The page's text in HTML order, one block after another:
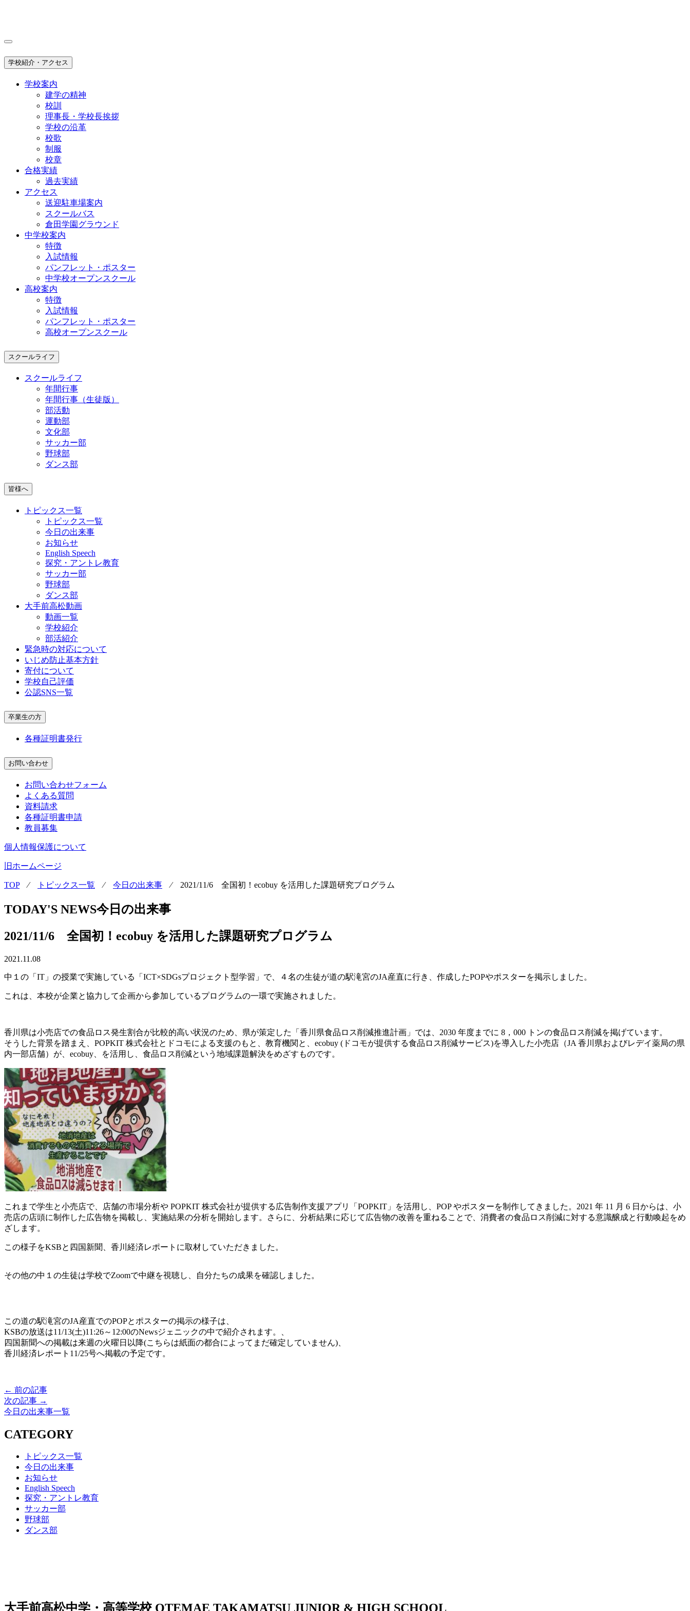
学校紹介・アクセス
学校案内
建学の精神
校訓
理事長・学校長挨拶
学校の沿革
校歌
制服
校章
合格実績
過去実績
アクセス
送迎駐車場案内
スクールバス
倉田学園グラウンド
中学校案内
特徴
入試情報
パンフレット・ポスター
中学校オープンスクール
高校案内
特徴
入試情報
パンフレット・ポスター
高校オープンスクール
スクールライフ
スクールライフ
年間行事
年間行事（生徒版）
部活動
運動部
文化部
サッカー部
野球部
ダンス部
皆様へ
トピックス一覧
トピックス一覧
今日の出来事
お知らせ
English Speech
探究・アントレ教育
サッカー部
野球部
ダンス部
大手前高松動画
動画一覧
学校紹介
部活紹介
緊急時の対応について
いじめ防止基本方針
寄付について
学校自己評価
公認SNS一覧
卒業生の方
各種証明書発行
お問い合わせ
お問い合わせフォーム
よくある質問
資料請求
各種証明書申請
教員募集
個人情報保護について
旧ホームページ
TOP⁄ トピックス一覧 ⁄ 今日の出来事 ⁄ 2021/11/6 全国初！ecobuy を活用した課題研究プログラム
TODAY'S NEWS今日の出来事
2021/11/6 全国初！ecobuy を活用した課題研究プログラム
2021.11.08
中１の「IT」の授業で実施している「ICT×SDGsプロジェクト型学習」で、４名の生徒が道の駅滝宮のJA産直に行き、作成したPOPやポスターを掲示しました。
これは、本校が企業と協力して企画から参加しているプログラムの一環で実施されました。
香川県は小売店での食品ロス発生割合が比較的高い状況のため、県が策定した「香川県食品ロス削減推進計画」では、2030 年度までに 8，000 トンの食品ロス削減を掲げています。
そうした背景を踏まえ、POPKIT 株式会社とドコモによる支援のもと、教育機関と、ecobuy (ドコモが提供する食品ロス削減サービス)を導入した小売店（JA 香川県およびレデイ薬局の県
内一部店舗）が、ecobuy、を活用し、食品ロス削減という地域課題解決をめざすものです。
これまで学生と小売店で、店舗の市場分析や POPKIT 株式会社が提供する広告制作支援アプリ「POPKIT」を活用し、POP やポスターを制作してきました。2021 年 11 月 6 日からは、小
売店の店頭に制作した広告物を掲載し、実施結果の分析を開始します。さらに、分析結果に応じて広告物の改善を重ねることで、消費者の食品ロス削減に対する意識醸成と行動喚起をめ
ざします。
この様子をKSBと四国新聞、香川経済レポートに取材していただきました。
その他の中１の生徒は学校でZoomで中継を視聴し、自分たちの成果を確認しました。
この道の駅滝宮のJA産直でのPOPとポスターの掲示の様子は、
KSBの放送は11/13(土)11:26～12:00のNewsジェニックの中で紹介されます。、
四国新聞への掲載は来週の火曜日以降(こちらは紙面の都合によってまだ確定していません)、
香川経済レポート11/25号へ掲載の予定です。
← 前の記事
次の記事 →
今日の出来事一覧
CATEGORY
トピックス一覧
今日の出来事
お知らせ
English Speech
探究・アントレ教育
サッカー部
野球部
ダンス部
大手前高松中学・高等学校 OTEMAE TAKAMATSU JUNIOR & HIGH SCHOOL